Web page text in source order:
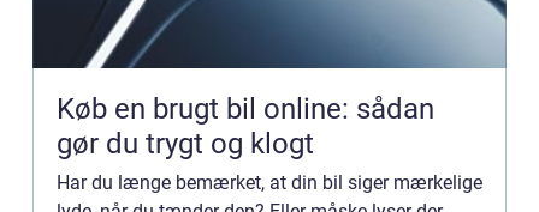
Køb en brugt bil online: sådan
gør du trygt og klogt
Har du længe bemærket, at din bil siger mærkelige